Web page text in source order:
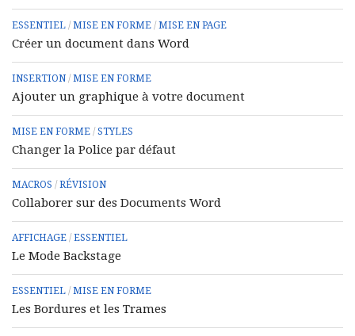
ESSENTIEL / MISE EN FORME / MISE EN PAGE
Créer un document dans Word
INSERTION / MISE EN FORME
Ajouter un graphique à votre document
MISE EN FORME / STYLES
Changer la Police par défaut
MACROS / RÉVISION
Collaborer sur des Documents Word
AFFICHAGE / ESSENTIEL
Le Mode Backstage
ESSENTIEL / MISE EN FORME
Les Bordures et les Trames